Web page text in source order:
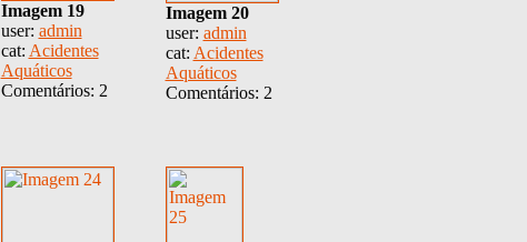
Imagem 19
user: admin
cat: Acidentes
Aquáticos
Comentários: 2
Imagem 20
user: admin
cat: Acidentes
Aquáticos
Comentários: 2